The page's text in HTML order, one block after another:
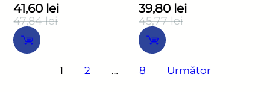
Evaluat
la
0
din
47,84lei
Prețul
inițial
41,60 lei
Prețul
curent
Evaluat
la
0
din
5
45,77lei
Prețul
inițial
fost:
39,80 lei
Prețul
curent
39,80 lei.
Paginație
1 2 … 8 Următor